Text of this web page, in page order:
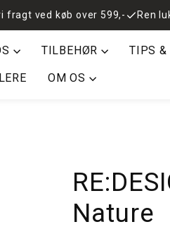
fragt ved køb over 599,- Ren
TILBEHØR TIPS &
OM OS
Nature